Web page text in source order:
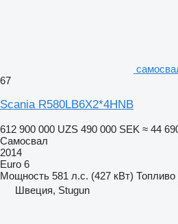
67
Scania R580LB6X2*4HNB
612 900 000 UZS 490 000 SEK ≈ 44
Самосвал
2014
Euro 6
Мощность 581 л.с. (427 кВт) Топливо
Швеция, Stugun